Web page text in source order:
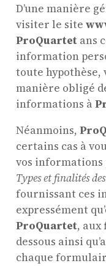
D’une manière
visiter le site
ProQuartet ans
information
toute hypothèse,
manière obligé
informations à
Néanmoins,
certains cas à
vos informations
Types et finalités
fournissant ces
expressément
ProQuartet, aux
dessous ainsi
chaque